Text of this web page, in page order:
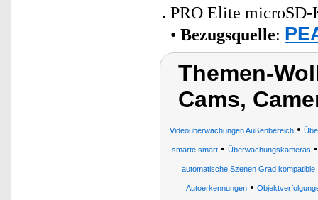
PRO Elite microSD-
• Bezugsquelle:
Themen-
Cams,
Videoüberwachungen Außenbereich •
smarte smart• Überwachungskameras
automatische Szenen Grad kompatible
Autoerkennungen •